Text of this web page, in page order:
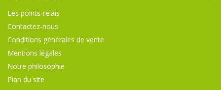
Les points-relais
Contactez-nous
Conditions générales de vente
Mentions légales
Notre philosophie
Plan du site